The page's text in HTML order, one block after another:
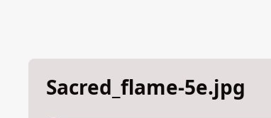
Sacred_flame-5e.jpg